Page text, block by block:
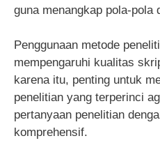
guna menangkap pola-pola
Penggunaan metode
mempengaruhi kualitas
karena itu, penting untuk
penelitian yang terperinci
pertanyaan penelitian
komprehensif.